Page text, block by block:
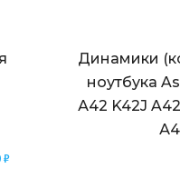
₽
Динамики
ноутбука
А42 K42J